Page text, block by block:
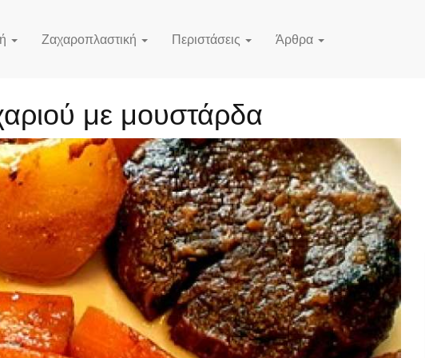
Ζαχαροπλαστική Περιστάσεις Άρθρα
με μουστάρδα